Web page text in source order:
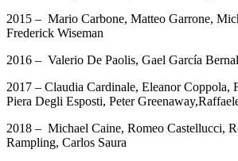
2015 – Mario Carbone, Matteo Garrone,
Frederick Wiseman
2016 – Valerio De Paolis, Gael García
2017 – Claudia Cardinale, Eleanor Coppola,
Piera Degli Esposti, Peter
2018 – Michael Caine, Romeo Castellucci,
Rampling, Carlos Saura